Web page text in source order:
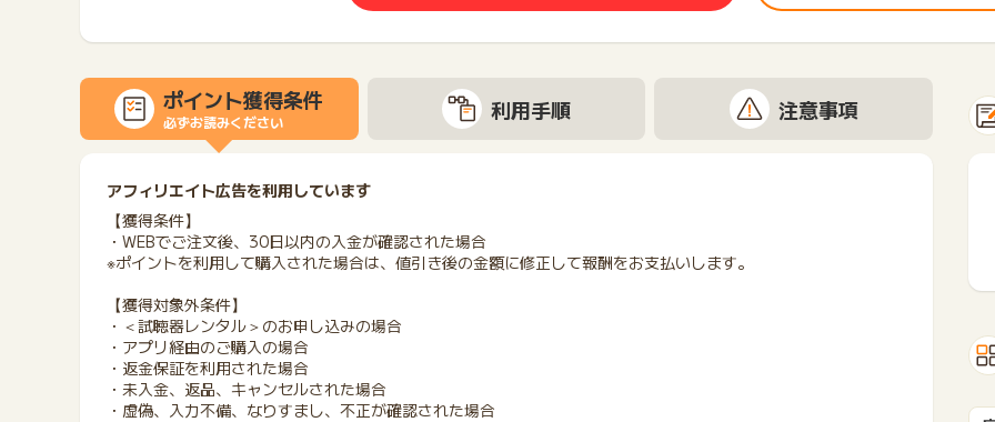
ポイント獲得条件
必ずお読みください 利用手順 注意事項
アフィリエイト広告を利用しています
【獲得条件】
・WEBでご注文後、30日以内の入金が確認された場合
※ポイントを利用して購入された場合は、値引き後の金額に修正して報酬をお支払いします。
【獲得対象外条件】
・＜試聴器レンタル＞のお申し込みの場合
・アプリ経由のご購入の場合
・返金保証を利用された場合
・未入金、返品、キャンセルされた場合
・虚偽、入力不備、なりすまし、不正が確認された場合